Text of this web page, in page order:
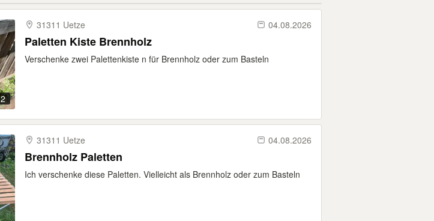
2
31311 Uetze 04.08.2026
Paletten Kiste Brennholz
Verschenke zwei Palettenkiste n für Brennholz oder zum Basteln
31311 Uetze 04.08.2026
Brennholz Paletten
Ich verschenke diese Paletten. Vielleicht als Brennholz oder zum Basteln